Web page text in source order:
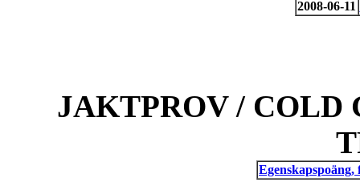
2008-06-11
JAKTPROV / COLD